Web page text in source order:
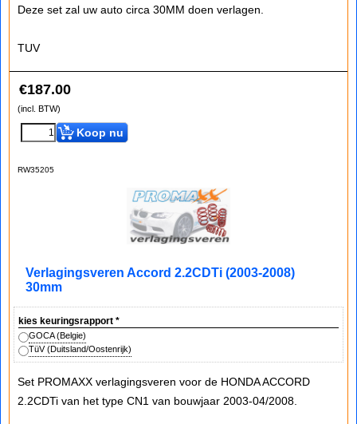
Deze set zal uw auto circa 30MM doen verlagen.
TUV
€187.00
(incl. BTW)
Koop nu
RW35205
Verlagingsveren Accord 2.2CDTi (2003-2008)
30mm
kies keuringsrapport *
GOCA (Belgie)
TüV (Duitsland/Oostenrijk)
Set PROMAXX verlagingsveren voor de HONDA ACCORD
2.2CDTi van het type CN1 van bouwjaar 2003-04/2008.